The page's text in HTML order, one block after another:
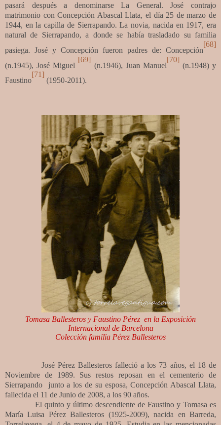
pasará después a denominarse La General. José contrajo
matrimonio con Concepción Abascal Llata, el día 25 de marzo de
1944, en la capilla de Sierrapando. La novia, nacida en 1917, era
natural de Sierrapando, a donde se había trasladado su familia
pasiega. José y Concepción fueron padres de: Concepción
[68]
(n.1945), José Miguel
[69]
(n.1946), Juan Manuel
[70]
(n.1948) y
Faustino
[71]
(1950-2011).
Tomasa Ballesteros y Faustino Pérez en la Exposición
Internacional de Barcelona
Colección familia Pérez Ballesteros
José Pérez Ballesteros falleció a los 73 años, el 18 de
Noviembre de 1989. Sus restos reposan en el cementerio de
Sierrapando junto a los de su esposa, Concepción Abascal Llata,
fallecida el 11 de Junio de 2008, a los 90 años.
El quinto y último descendiente de Faustino y Tomasa es
María Luisa Pérez Ballesteros (1925-2009), nacida en Barreda,